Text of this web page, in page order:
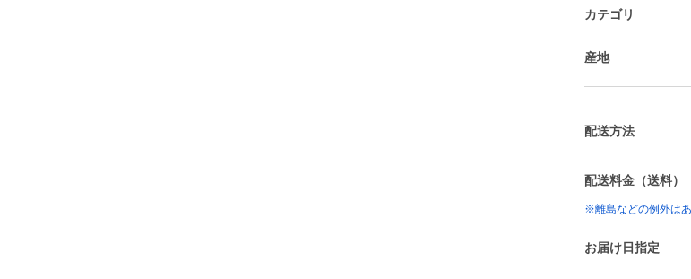
カテゴリ
産地
配送方法
配送料金（送料）
※離島などの例外は
お届け日指定